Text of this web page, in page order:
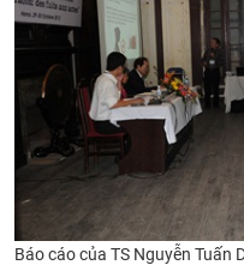
Báo cáo của TS Nguyễn Tuấn